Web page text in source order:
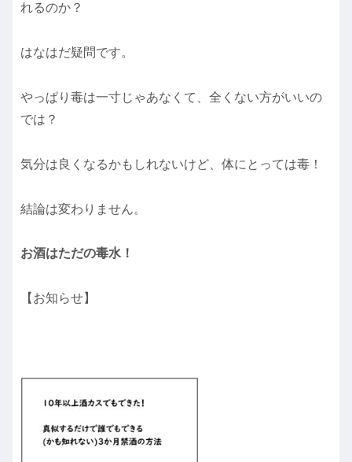
れるのか？
はなはだ疑問です。
やっぱり毒は一寸じゃあなくて、全くない方がいいの
では？
気分は良くなるかもしれないけど、体にとっては毒！
結論は変わりません。
お酒はただの毒水！
【お知らせ】